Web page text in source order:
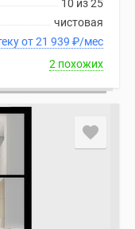
10 из 25
чистовая
В ипотеку от 21 939 ₽/мес
2 похожих